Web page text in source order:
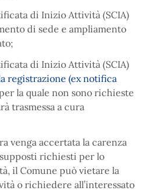
di Inizio Attività (SCIA)
di sede e ampliamento
di Inizio Attività (SCIA)
registrazione (ex notifica
la quale non sono richieste
trasmessa a cura
venga accertata la carenza
richiesti per lo
il Comune può vietare la
o richiedere all’interessato